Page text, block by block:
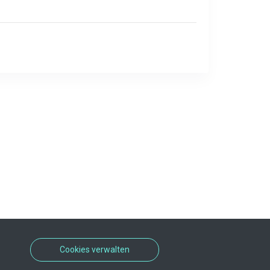
Cookies verwalten